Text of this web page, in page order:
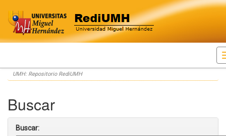
Skip
navigation
UMH: Repositorio RediUMH
Buscar
Buscar: